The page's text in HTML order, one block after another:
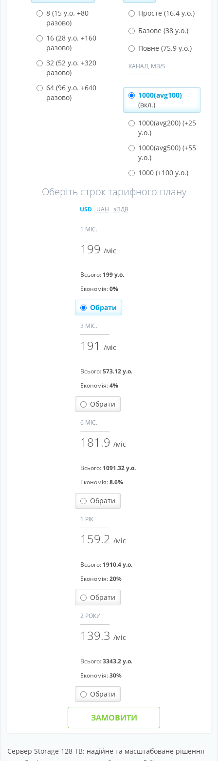
8 (15 у.о. +80
разово)
16 (28 у.о. +160
разово)
32 (52 у.о. +320
разово)
64 (96 у.о. +640
разово)
Просте (16.4 у.о.)
Базове (38 у.о.)
Повне (75.9 у.о.)
КАНАЛ, MB/S
1000(avg100)
(вкл.)
1000(avg200) (+25
у.о.)
1000(avg500) (+55
у.о.)
1000 (+100 у.о.)
Оберіть строк тарифного плану
USD UAH зПДВ
1 МІС.
199 /міс
Всього: 199 у.о.
Економія:0%
Обрати
3 МІС.
191 /міс
Всього:573.12 у.о.
Економія:4%
Обрати
6 МІС.
181.9 /міс
Всього: 1091.32 у.о.
Економія:8.6%
Обрати
1 РІК
159.2 /міс
Всього: 1910.4 у.о.
Економія:20%
Обрати
2 РОКИ
139.3 /міс
Всього:3343.2 у.о.
Економія:30%
Обрати
ЗАМОВИТИ
Сервер Storage 128 TB: надійне та масштабоване рішення